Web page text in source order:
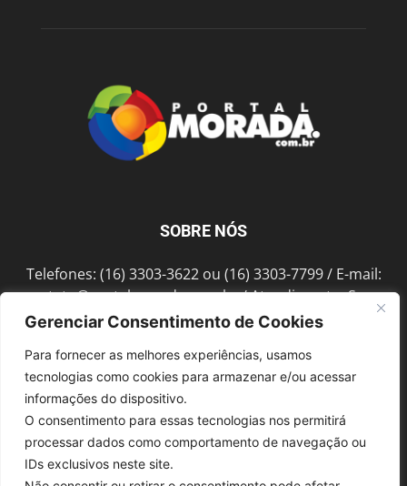
Gerenciar Consentimento de Cookies
Para fornecer as melhores experiências, usamos
tecnologias como cookies para armazenar e/ou acessar
informações do dispositivo.
O consentimento para essas tecnologias nos permitirá
processar dados como comportamento de navegação ou
IDs exclusivos neste site.
SOBRE NÓS
Telefones: (16) 3303-3622 ou (16) 3303-7799 / E-mail:
contato@portalmorada.com.br/ Atendimento: Seg a
Sex das 8h às 18h / Endereço: Av. Bento de Abreu, 889
SIGA-NOS